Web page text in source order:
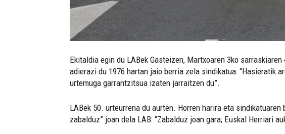
Ekitaldia egin du LABek Gasteizen, Martxoaren 3ko sarraskiaren
adierazi du 1976 hartan jaio berria zela sindikatua: “Hasieratik
urtemuga garrantzitsua izaten jarraitzen du”.
LABek 50. urteurrena du aurten. Horren harira eta
zabalduz” joan dela LAB: “Zabalduz joan gara; Euskal Herriari